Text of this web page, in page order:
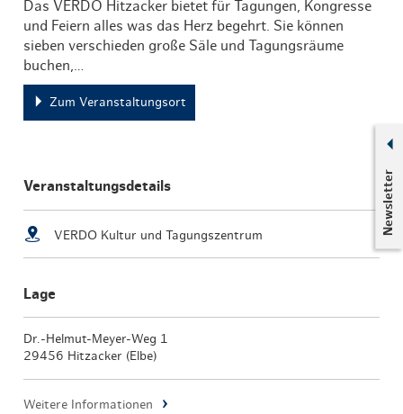
Newsletter
Das VERDO Hitzacker bietet für Tagungen, Kongresse
und Feiern alles was das Herz begehrt. Sie können
sieben verschieden große Säle und Tagungsräume
buchen,…
Zum Veranstaltungsort
Veranstaltungsdetails
VERDO Kultur und Tagungszentrum
Lage
Dr.-Helmut-Meyer-Weg 1
29456 Hitzacker (Elbe)
Weitere Informationen